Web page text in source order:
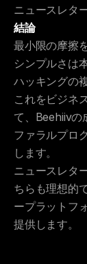
ニュースレタ
結論
最小限の摩擦
シンプルさは
ハッキングの
これをビジネ
て、Beehiivの
ファラルプロ
します。
ニュースレタ
ちらも理想的
ープラットフ
提供します。